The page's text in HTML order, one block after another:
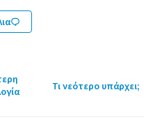
Τι νεότερο υπάρχει;